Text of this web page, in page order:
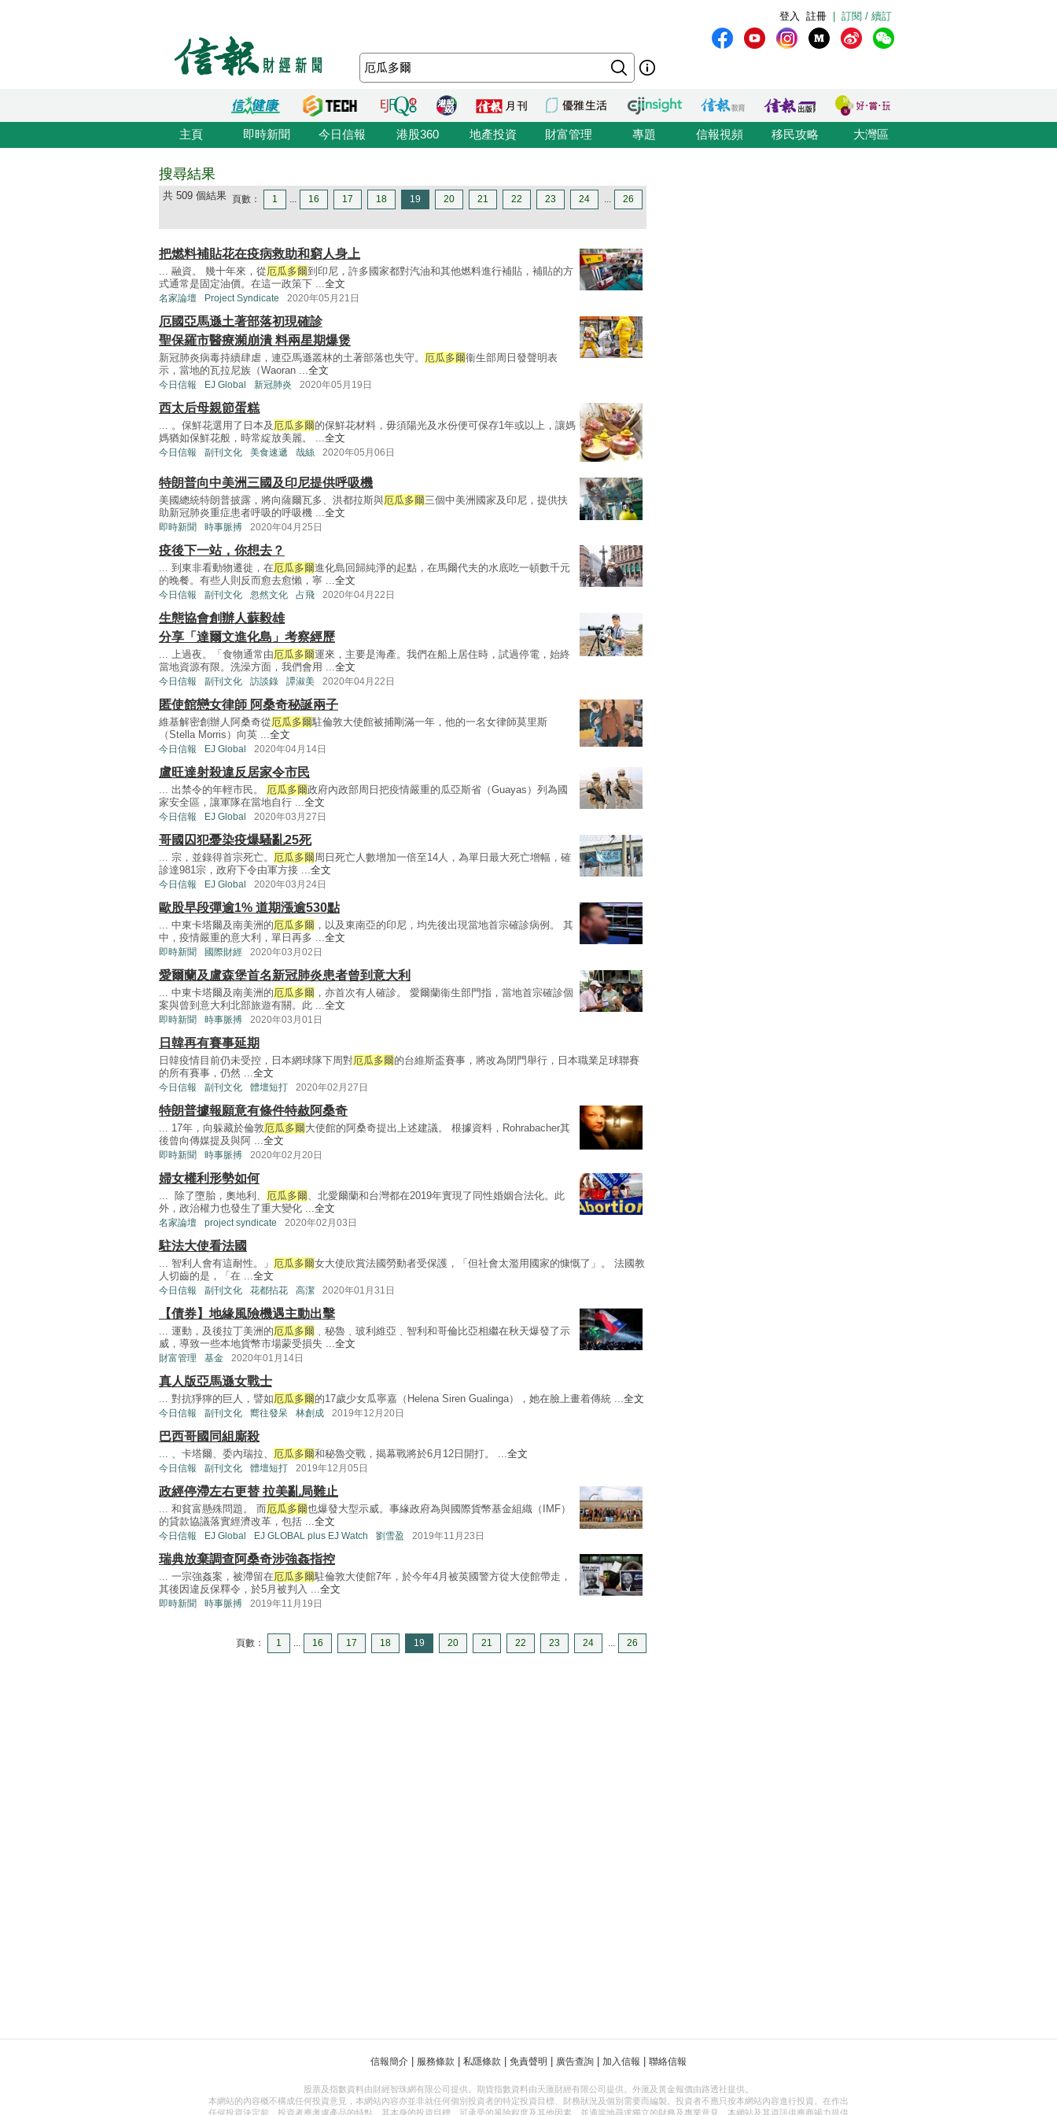
訂閱 / 續訂
註冊
登入
主頁 即時新聞 今日信報 港股360 地產投資 財富管理 專題 信報視頻 移民攻略 大灣區
搜尋結果
共 509 個結果 頁數： 1 ... 16 17 18 19 20 21 22 23 24 ... 26
把燃料補貼花在疫病救助和窮人身上
... 融資。 幾十年來，從厄瓜多爾到印尼，許多國家都對汽油和其他燃料進行補貼，補貼的方
式通常是固定油價。在這一政策下 ...全文
名家論壇 Project Syndicate 2020年05月21日
厄國亞馬遜土著部落初現確診
聖保羅市醫療瀕崩潰 料兩星期爆煲
新冠肺炎病毒持續肆虐，連亞馬遜叢林的土著部落也失守。 厄瓜多爾衞生部周日發聲明表
示，當地的瓦拉尼族（Waoran ...全文
今日信報 EJ Global 新冠肺炎 2020年05月19日
西太后母親節蛋糕
... 。保鮮花選用了日本及 厄瓜多爾的保鮮花材料，毋須陽光及水份便可保存1年或以上，讓媽
媽猶如保鮮花般，時常綻放美麗。 ...全文
今日信報 副刊文化 美食速遞 哉絲 2020年05月06日
特朗普向中美洲三國及印尼提供呼吸機
美國總統特朗普披露，將向薩爾瓦多、洪都拉斯與厄瓜多爾三個中美洲國家及印尼，提供扶
助新冠肺炎重症患者呼吸的呼吸機 ...全文
即時新聞 時事脈搏 2020年04月25日
疫後下一站，你想去？
... 到東非看動物遷徙，在厄瓜多爾進化島回歸純淨的起點，在馬爾代夫的水底吃一頓數千元
的晚餐。有些人則反而愈去愈懶，寧 ...全文
今日信報 副刊文化 忽然文化 占飛 2020年04月22日
生態協會創辦人蘇毅雄
分享「達爾文進化島」考察經歷
... 上過夜。「食物通常由厄瓜多爾運來，主要是海產。我們在船上居住時，試過停電，始終
當地資源有限。洗澡方面，我們會用 ...全文
今日信報 副刊文化 訪談錄 譚淑美 2020年04月22日
匿使館戀女律師 阿桑奇秘誕兩子
維基解密創辦人阿桑奇從厄瓜多爾駐倫敦大使館被捕剛滿一年，他的一名女律師莫里斯
（Stella Morris）向英 ...全文
今日信報 EJ Global 2020年04月14日
盧旺達射殺違反居家令市民
... 出禁令的年輕市民。 厄瓜多爾政府內政部周日把疫情嚴重的瓜亞斯省（Guayas）列為國
家安全區，讓軍隊在當地自行 ...全文
今日信報 EJ Global 2020年03月27日
哥國囚犯憂染疫爆騷亂25死
... 宗，並錄得首宗死亡。 厄瓜多爾周日死亡人數增加一倍至14人，為單日最大死亡增幅，確
診達981宗，政府下令由軍方接 ...全文
今日信報 EJ Global 2020年03月24日
歐股早段彈逾1% 道期漲逾530點
... 中東卡塔爾及南美洲的厄瓜多爾 ，以及東南亞的印尼，均先後出現當地首宗確診病例。 其
中，疫情嚴重的意大利，單日再多 ...全文
即時新聞 國際財經 2020年03月02日
愛爾蘭及盧森堡首名新冠肺炎患者曾到意大利
... 中東卡塔爾及南美洲的厄瓜多爾 ，亦首次有人確診。 愛爾蘭衞生部門指，當地首宗確診個
案與曾到意大利北部旅遊有關。此 ...全文
即時新聞 時事脈搏 2020年03月01日
日韓再有賽事延期
日韓疫情目前仍未受控，日本網球隊下周對厄瓜多爾的台維斯盃賽事，將改為閉門舉行，日本職業足球聯賽
的所有賽事，仍然 ...全文
今日信報 副刊文化 體壇短打 2020年02月27日
特朗普據報願意有條件特赦阿桑奇
... 17年，向躲藏於倫敦厄瓜多爾大使館的阿桑奇提出上述建議。 根據資料，Rohrabacher其
後曾向傳媒提及與阿 ...全文
即時新聞 時事脈搏 2020年02月20日
婦女權利形勢如何
... 除了墮胎，奧地利、 厄瓜多爾、北愛爾蘭和台灣都在2019年實現了同性婚姻合法化。此
外，政治權力也發生了重大變化 ...全文
名家論壇 project syndicate 2020年02月03日
駐法大使看法國
... 智利人會有這耐性。」 厄瓜多爾女大使欣賞法國勞動者受保護，「但社會太濫用國家的慷慨了」。 法國教
人切齒的是，「在 ...全文
今日信報 副刊文化 花都拈花 高潔 2020年01月31日
【債券】地緣風險機遇主動出擊
... 運動，及後拉丁美洲的厄瓜多爾 ﹑秘魯﹑玻利維亞﹑智利和哥倫比亞相繼在秋天爆發了示
威，導致一些本地貨幣市場蒙受損失 ...全文
財富管理 基金 2020年01月14日
真人版亞馬遜女戰士
... 對抗猙獰的巨人，譬如厄瓜多爾的17歲少女瓜寧嘉（Helena Siren Gualinga），她在臉上畫着傳統 ...全文
今日信報 副刊文化 嚮往發呆 林創成 2019年12月20日
巴西哥國同組廝殺
... 、卡塔爾、委內瑞拉、 厄瓜多爾和秘魯交戰，揭幕戰將於6月12日開打。 ...全文
今日信報 副刊文化 體壇短打 2019年12月05日
政經停滯左右更替 拉美亂局難止
... 和貧富懸殊問題。 而厄瓜多爾也爆發大型示威。事緣政府為與國際貨幣基金組織（IMF）
的貸款協議落實經濟改革，包括 ...全文
今日信報 EJ Global EJ GLOBAL plus EJ Watch 劉雪盈 2019年11月23日
瑞典放棄調查阿桑奇涉強姦指控
... 一宗強姦案，被滯留在厄瓜多爾駐倫敦大使館7年，於今年4月被英國警方從大使館帶走，
其後因違反保釋令，於5月被判入 ...全文
即時新聞 時事脈搏 2019年11月19日
頁數： 1 ... 16 17 18 19 20 21 22 23 24 ... 26
信報簡介 服務條款 私隱條款 免責聲明 廣告查詢 加入信報 聯絡信報
股票及指數資料由財經智珠網有限公司提供。期貨指數資料由天滙財經有限公司提供。外滙及黃金報價由路透社提供。
本網站的內容概不構成任何投資意見，本網站內容亦並非就任何個別投資者的特定投資目標、財務狀況及個別需要而編製。投資者不應只按本網站內容進行投資。在作出
任何投資決定前，投資者應考慮產品的特點、其本身的投資目標、可承受的風險程度及其他因素，並適當地尋求獨立的財務及專業意見。本網站及其資訊供應商竭力提供